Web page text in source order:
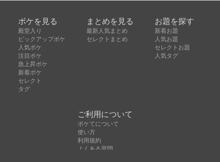
ボケを見る
殿堂入り
ピックアップボケ
人気ボケ
注目ボケ
急上昇ボケ
新着ボケ
セレクト
タグ
まとめを見る
最新人気まとめ
セレクトまとめ
お題を探す
新着お題
人気お題
セレクトお題
人気タグ
ご利用について
ボケてについて
使い方
利用規約
よくある質問